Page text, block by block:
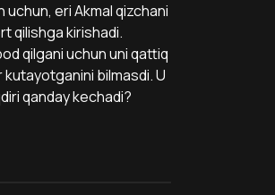
uchun, eri Аkmal qizchani
qilishga kirishadi.
qilgani uchun uni qattiq
kutayotganini bilmasdi. U
qanday kechadi?